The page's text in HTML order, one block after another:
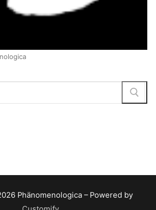
Phänomenologica – Powered by